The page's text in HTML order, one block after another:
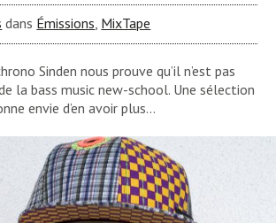
dans Émissions, MixTape
Sinden nous prouve qu’il n’est pas
la bass music new-school. Une sélection
envie d’en avoir plus…